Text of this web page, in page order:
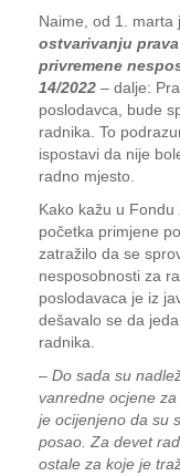
Naime, od 1. marta
ostvarivanju
privremene
14/2022 – dalje:
poslodavca, bude
radnika. To
ispostavi da nije
radno mjesto.
Kako kažu u
početka primjene
zatražilo da se
nesposobnosti za
poslodavaca je iz
dešavalo se da
radnika.
– Do sada su
vanredne ocjene
je ocijenjeno da su
posao. Za devet
ostale za koje je